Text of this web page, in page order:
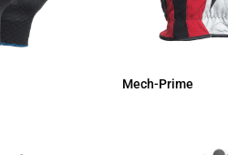
Mech-Prime